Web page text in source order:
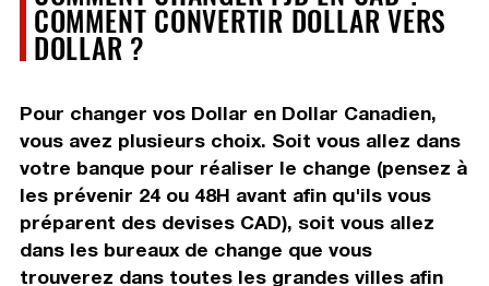
COMMENT CONVERTIR DOLLAR VERS
DOLLAR ?
Pour changer vos Dollar en Dollar Canadien,
vous avez plusieurs choix. Soit vous allez dans
votre banque pour réaliser le change (pensez à
les prévenir 24 ou 48H avant afin qu'ils vous
préparent des devises CAD), soit vous allez
dans les bureaux de change que vous
trouverez dans toutes les grandes villes afin